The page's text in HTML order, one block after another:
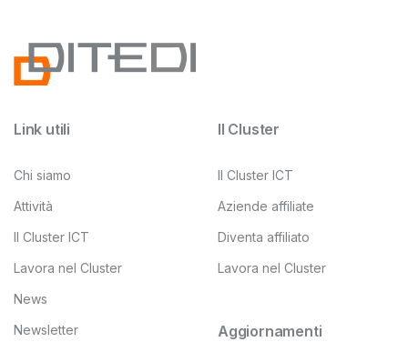
Link utili
Chi siamo
Attività
Il Cluster ICT
Lavora nel Cluster
News
Newsletter
Il Cluster
Il Cluster ICT
Aziende affiliate
Diventa affiliato
Lavora nel Cluster
Aggiornamenti